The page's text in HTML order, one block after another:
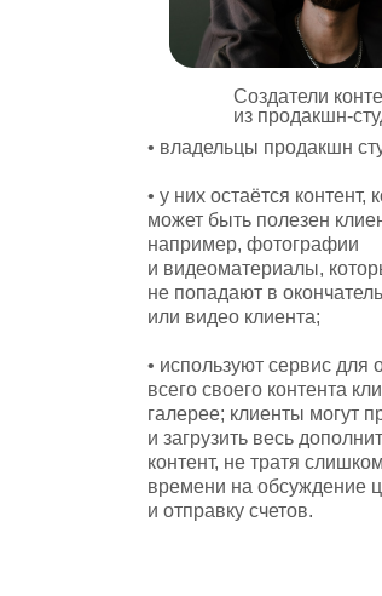
• владельцы продакшн
• у них остаётся контент,
может быть полезен
например, фотографии
и видеоматериалы,
не попадают в
или видео клиента;
• используют сервис для
всего своего контента
галерее; клиенты могут
и загрузить весь
контент, не тратя
времени на обсуждение
и отправку счетов.
Создатели
из продакшн-